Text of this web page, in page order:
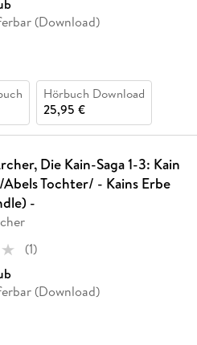
(Download)
Hörbuch Download
25,95 €
Die Kain-Saga 1-3: Kain
Tochter/ - Kains Erbe
-
(1)
(Download)